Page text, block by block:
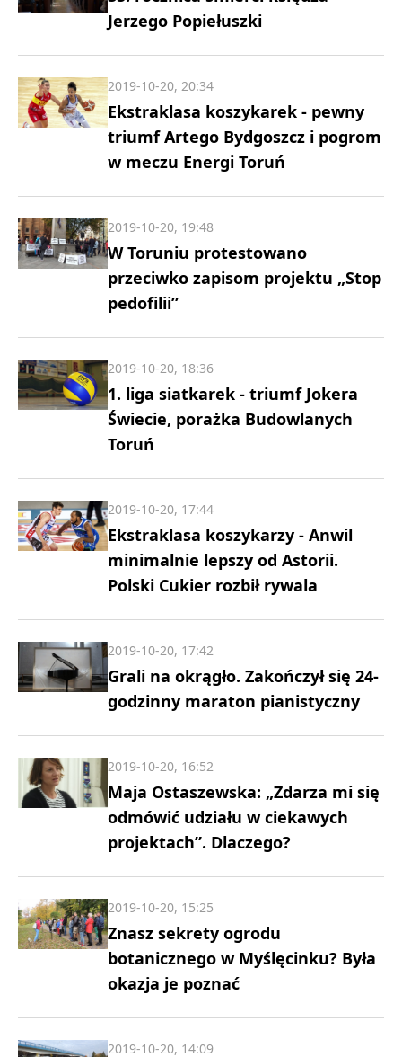
Jerzego Popiełuszki
Ekstraklasa koszykarek - pewny
triumf Artego Bydgoszcz i pogrom
w meczu Energi Toruń
2019-10-20, 20:34
W Toruniu protestowano
przeciwko zapisom projektu „Stop
pedofilii”
2019-10-20, 19:48
1. liga siatkarek - triumf Jokera
Świecie, porażka Budowlanych
Toruń
2019-10-20, 18:36
Ekstraklasa koszykarzy - Anwil
minimalnie lepszy od Astorii.
Polski Cukier rozbił rywala
2019-10-20, 17:44
Grali na okrągło. Zakończył się 24-
godzinny maraton pianistyczny
2019-10-20, 17:42
Maja Ostaszewska: „Zdarza mi się
odmówić udziału w ciekawych
projektach”. Dlaczego?
2019-10-20, 16:52
Znasz sekrety ogrodu
botanicznego w Myślęcinku? Była
okazja je poznać
2019-10-20, 15:25
2019-10-20, 14:09